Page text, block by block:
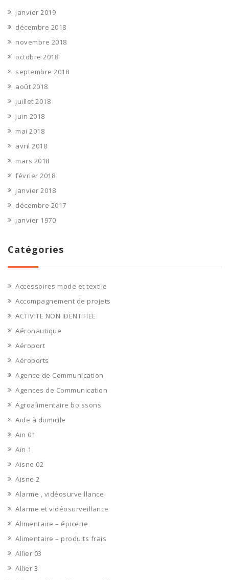
janvier 2019
décembre 2018
novembre 2018
octobre 2018
septembre 2018
août 2018
juillet 2018
juin 2018
mai 2018
avril 2018
mars 2018
février 2018
janvier 2018
décembre 2017
janvier 1970
Catégories
Accessoires mode et textile
Accompagnement de projets
ACTIVITE NON IDENTIFIEE
Aéronautique
Aéroport
Aéroports
Agence de Communication
Agences de Communication
Agroalimentaire boissons
Aide à domicile
Ain 01
Ain 1
Aisne 02
Aisne 2
Alarme , vidéosurveillance
Alarme et vidéosurveillance
Alimentaire – épicerie
Alimentaire – produits frais
Allier 03
Allier 3